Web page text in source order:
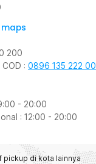
200
: 0896 135 222 00
- 20:00
: 12:00 - 20:00
pickup di kota lainnya